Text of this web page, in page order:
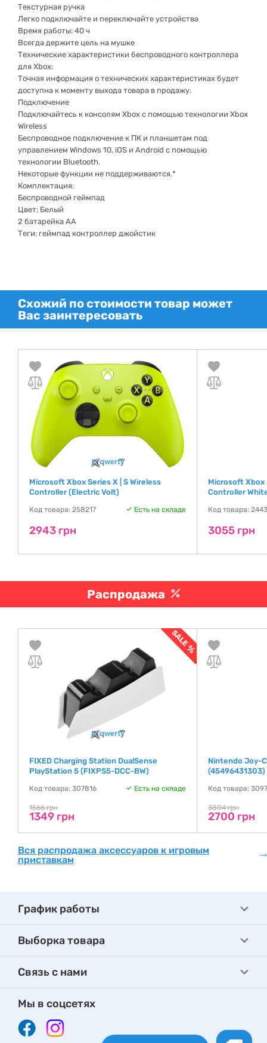
Текстурная ручка
Легко подключайте и переключайте устройства
Время работы: 40 ч
Всегда держите цель на мушке
Технические характеристики беспроводного контроллера
для Xbox:
Точная информация о технических характеристиках будет
доступна к моменту выхода товара в продажу.
Подключение
Подключайтесь к консолям Xbox с помощью технологии Xbox
Wireless
Беспроводное подключение к ПК и планшетам под
управлением Windows 10, iOS и Android с помощью
технологии Bluetooth.
Некоторые функции не поддерживаются.*
Комплектация:
Беспроводной геймпад
Цвет: Белый
2 батарейка АА
Теги: геймпад контроллер джойстик
Схожий по стоимости товар может
Вас заинтересовать
Microsoft Xbox Series X | S Wireless
Controller (Electric Volt)
Код товара: 258217 Есть на складе
2943 грн
Microsoft Xbox
Controller
Код товара:
3055 грн
Распродажа
FIXED Charging Station DualSense
PlayStation 5 (FIXPS5-DCC-BW)
Код товара: 307816 Есть на складе
1566 грн
1349 грн
Nintendo Joy-
(45496431303)
Код товара:
3804 грн
2700 грн
Вся распродажа аксессуаров к игровым
приставкам
График работы
Выборка товара
Связь с нами
Мы в соцсетях